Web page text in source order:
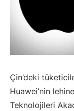
Çin’deki
Huawei’nin
Teknolojileri